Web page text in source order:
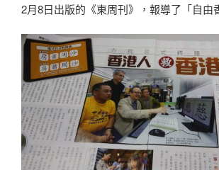
時
（學
習、
生
活）
銅
獎」
及
「特
2月8日出版的《東周刊》，報導了「自由